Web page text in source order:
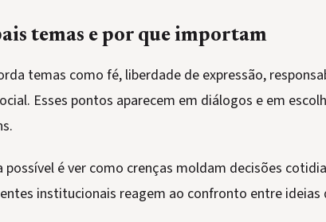
temas e por que importam
temas como fé, liberdade de expressão,
Esses pontos aparecem em diálogos e em
possível é ver como crenças moldam decisões
institucionais reagem ao confronto entre ideias